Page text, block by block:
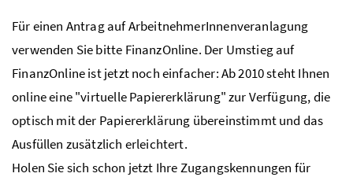
Für einen Antrag auf ArbeitnehmerInnenveranlagung
verwenden Sie bitte FinanzOnline. Der Umstieg auf
FinanzOnline ist jetzt noch einfacher: Ab 2010 steht Ihnen
online eine "virtuelle Papiererklärung" zur Verfügung, die
optisch mit der Papiererklärung übereinstimmt und das
Ausfüllen zusätzlich erleichtert.
Holen Sie sich schon jetzt Ihre Zugangskennungen für